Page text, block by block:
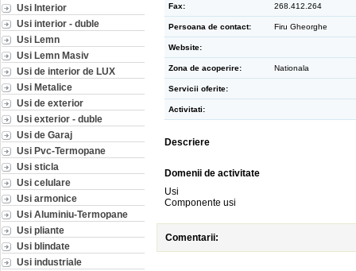
Usi Interior
Usi interior - duble
Usi Lemn
Usi Lemn Masiv
Usi de interior de LUX
Usi Metalice
Usi de exterior
Usi exterior - duble
Usi de Garaj
Usi Pvc-Termopane
Usi sticla
Usi celulare
Usi armonice
Usi Aluminiu-Termopane
Usi pliante
Usi blindate
Usi industriale
Fax: 268.412.264
Persoana de contact: Firu Gheorghe
Website:
Zona de acoperire: Nationala
Servicii oferite:
Activitati:
Descriere
Domenii de activitate
Usi
Componente usi
Comentarii: